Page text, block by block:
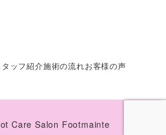
タッフ紹介施術の流れお客様の声
Care Salon Footmainte